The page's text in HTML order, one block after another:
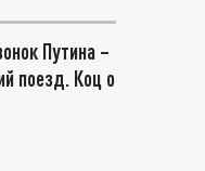
Путина –
поезд. Коц о